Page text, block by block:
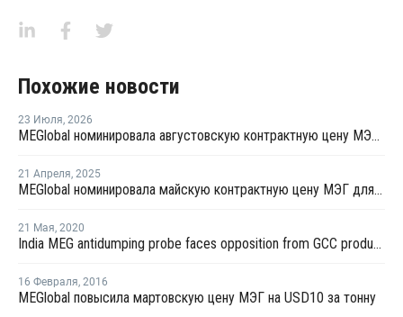
Похожие новости
23 Июля, 2026
MEGlobal номинировала августовскую контрактную цену МЭГ для Азии
21 Апреля, 2025
MEGlobal номинировала майскую контрактную цену МЭГ для Азии
21 Мая, 2020
India MEG antidumping probe faces opposition from GCC producers, textile buyers
16 Февраля, 2016
MEGlobal повысила мартовскую цену МЭГ на USD10 за тонну